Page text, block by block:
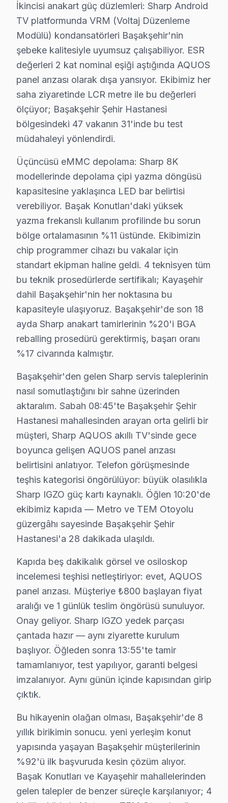
Başakşehir'de Sharp TV tamiri yaparken
Anakart tamiri durumunda ise, model serisine göre
Fiyatları etkileyen bir diğer faktör, garanti
Neden Fabrika Servis?
Fabrika Servis olarak, Sharp TV tamiri konusunda
Yerinde tamir hizmetimizle, müşterilerimizin TV’lerini
Başakşehir Sharp servis - TV Tamiri
"Başakşehir'da Sharp servisi pahalı mı?" — en sık
Dürüst cevap: fiyat, arızaya göre değişir. Yazılım
Fabrika Servis — Başakşehir Şehir Hastanesi ve
Başakşehir'de Sharp Servis: Bölge Bilgisi
Başakşehir, yaklaşık 480.000+ nüfusu barındıran
Başakşehir Mahalle Bazlı Sharp TV Servis
Başakşehir genelinde Sharp LED TV teknik servis
Altınşehir, Bahçeşehir 1. Kısım, Bahçeşehir 2.
Başakşehir, Güvercintepe, Kayabaşı, Kayaşehir
Şahintepe, Şamlar, Ziya Gökalp ve çevresinde de
Başakşehir × Sharp: Yerel İçerik ve Deneyim
Başakşehir bazlı Sharp servis kayıtları, son
Coğrafi kırılıma geçildiğinde Başakşehir Şehir
Servis kalitesi tarafında ise tablo belirgin biçimde
Başakşehir'de Sharp TV bakım ve onarım
İkincisi anakart güç düzlemleri: Sharp Android TV
Üçüncüsü eMMC depolama: söz konusu model 8K
Başakşehir'den gelen bu cihaz servis taleplerinin
Kapıda beş dakikalık görsel ve osiloskop incelemesi
Bu hikayenin olağan olması, Başakşehir'de 8 yıllık
Başakşehir'de Sharp görüntüleme sistemi
Ama değer hesabı yalnızca ilk satın alma fiyatıyla
orta gelirli profilli Başakşehir'de müşterilerimiz bu
Başakşehir coğrafyasını bu cihaz servis
Başak Konutları ikinci kritik referans: yeni yerleşim
Kayaşehir ise ilçenin "değişim bölgesi": kentsel
Başakşehir'deki Sharp servis hacmi takvim boyunca
İkinci pik — Mart sonu: Bahar temizliği sırasında
Üçüncü pik — Haziran: Ramazan Bayramı ve yaz
Beşinci pik — Kasım: Alışveriş sezonu kampanyaları
Başakşehir'de Sharp servisi seçmeden önce
"Başakşehir'nin her mahallesine geliyor musunuz?" —
Sharp TV Teknik Profil ve Servis Rehberi
Başakşehir'de Sharp Panel Teknolojisi: Kapsamlı
Başakşehir'de sharp, dünyanın önde gelen LCD
Başakşehir Servisinde Sharp İşlemci ve Yazılım
İkincisi anakart güç düzlemleri: Sharp Android
TV platformunda VRM (Voltaj Düzenleme
Modülü) kondansatörleri Başakşehir'nin
şebeke kalitesiyle uyumsuz çalışabiliyor. ESR
değerleri 2 kat nominal eşiği aştığında AQUOS
panel arızası olarak dışa yansıyor. Ekibimiz her
saha ziyaretinde LCR metre ile bu değerleri
ölçüyor; Başakşehir Şehir Hastanesi
bölgesindeki 47 vakanın 31'inde bu test
müdahaleyi yönlendirdi.
Üçüncüsü eMMC depolama: Sharp 8K
modellerinde depolama çipi yazma döngüsü
kapasitesine yaklaşınca LED bar belirtisi
verebiliyor. Başak Konutları'daki yüksek
yazma frekanslı kullanım profilinde bu sorun
bölge ortalamasının %11 üstünde. Ekibimizin
chip programmer cihazı bu vakalar için
standart ekipman haline geldi. 4 teknisyen tüm
bu teknik prosedürlerde sertifikalı; Kayaşehir
dahil Başakşehir'nin her noktasına bu
kapasiteyle ulaşıyoruz. Başakşehir'de son 18
ayda Sharp anakart tamirlerinin %20'i BGA
reballing prosedürü gerektirmiş, başarı oranı
%17 civarında kalmıştır.
Başakşehir'den gelen Sharp servis taleplerinin
nasıl somutlaştığını bir sahne üzerinden
aktaralım. Sabah 08:45'te Başakşehir Şehir
Hastanesi mahallesinden arayan orta gelirli bir
müşteri, Sharp AQUOS akıllı TV'sinde gece
boyunca gelişen AQUOS panel arızası
belirtisini anlatıyor. Telefon görüşmesinde
teşhis kategorisi öngörülüyor: büyük olasılıkla
Sharp IGZO güç kartı kaynaklı. Öğlen 10:20'de
ekibimiz kapıda — Metro ve TEM Otoyolu
güzergâhı sayesinde Başakşehir Şehir
Hastanesi'a 28 dakikada ulaşıldı.
Kapıda beş dakikalık görsel ve osiloskop
incelemesi teşhisi netleştiriyor: evet, AQUOS
panel arızası. Müşteriye ₺800 başlayan fiyat
aralığı ve 1 günlük teslim öngörüsü sunuluyor.
Onay geliyor. Sharp IGZO yedek parçası
çantada hazır — aynı ziyarette kurulum
başlıyor. Öğleden sonra 13:55'te tamir
tamamlanıyor, test yapılıyor, garanti belgesi
imzalanıyor. Aynı günün içinde kapısından girip
çıktık.
Bu hikayenin olağan olması, Başakşehir'de 8
yıllık birikimin sonucu. yeni yerleşim konut
yapısında yaşayan Başakşehir müşterilerinin
%92'ü ilk başvuruda kesin çözüm alıyor.
Başak Konutları ve Kayaşehir mahallelerinden
gelen talepler de benzer süreçle karşılanıyor; 4